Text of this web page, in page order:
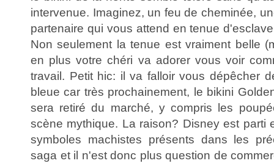
intervenue. Imaginez, un feu de cheminée,
partenaire qui vous attend en tenue
Non seulement la tenue est vraiment belle
en plus votre chéri va adorer vous voir
travail. Petit hic: il va falloir vous dépêcher
bleue car très prochainement, le bikini
sera retiré du marché, y compris les
scène mythique. La raison? Disney est parti
symboles machistes présents dans les
saga et il n'est donc plus question de